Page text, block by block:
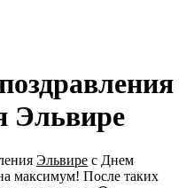
Эльвире
Эльвире с Днем
максимум! После таких